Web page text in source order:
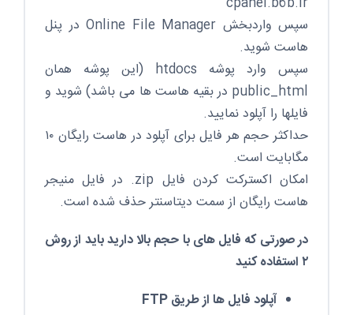
سپس واردبخش Online File Manager در پنل
هاست شوید.
سپس وارد پوشه htdocs (این پوشه همان
public_html در بقیه هاست ها می باشد) شوید و
فایلها را آپلود نمایید.
حداکثر حجم هر فایل برای آپلود در هاست رایگان ۱۰
مگابایت است.
امکان اکسترکت کردن فایل zip. در فایل منیجر
هاست رایگان از سمت دیتاسنتر حذف شده است.
در صورتی که فایل های با حجم بالا دارید باید از روش
۲ استفاده کنید
آپلود فایل ها از طریق FTP